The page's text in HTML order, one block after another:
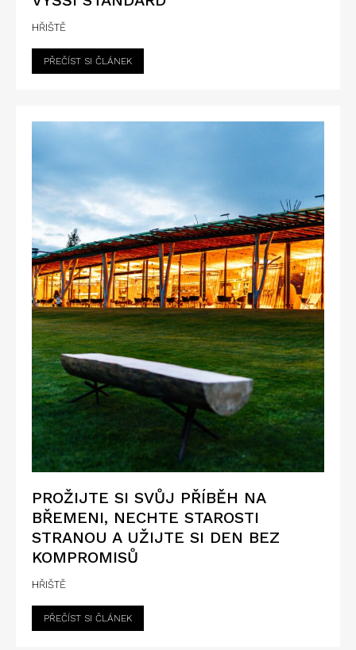
HŘIŠTĚ
PŘEČÍST SI ČLÁNEK
PROŽIJTE SI SVŮJ PŘÍBĚH NA
BŘEMENI, NECHTE STAROSTI
STRANOU A UŽIJTE SI DEN BEZ
KOMPROMISŮ
HŘIŠTĚ
PŘEČÍST SI ČLÁNEK